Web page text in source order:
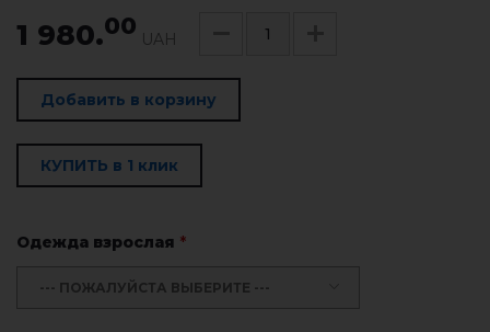
1 980.00 UAH
Добавить в корзину
КУПИТЬ в 1 клик
Одежда взрослая *
--- ПОЖАЛУЙСТА ВЫБЕРИТЕ ---